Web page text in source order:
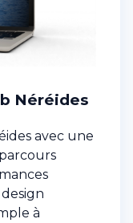
Néréides
avec une
à